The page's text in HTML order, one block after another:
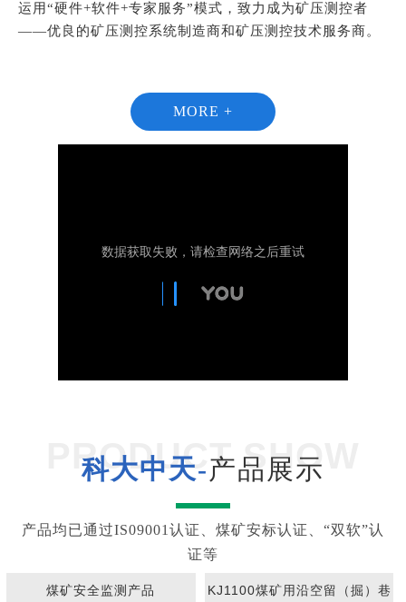
1 2
运用“硬件+软件+专家服务”模式，致力成为矿压测控者
——优良的矿压测控系统制造商和矿压测控技术服务商。
MORE +
PRODUCT SHOW
科大中天-产品展示
产品均已通过IS09001认证、煤矿安标认证、“双软”认
证等
煤矿安全监测产品 KJ1100煤矿用沿空留（掘）巷